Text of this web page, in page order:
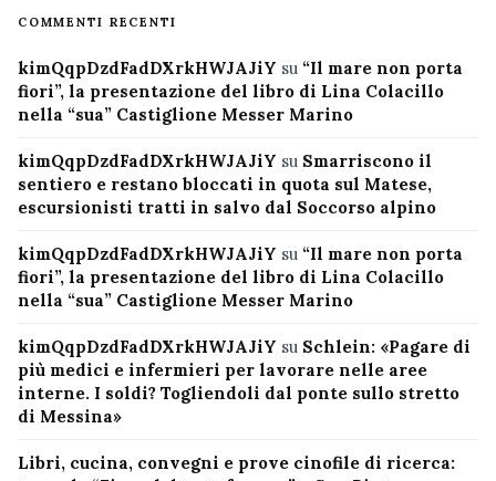
COMMENTI RECENTI
kimQqpDzdFadDXrkHWJAJiY su “Il mare non porta
fiori”, la presentazione del libro di Lina Colacillo
nella “sua” Castiglione Messer Marino
kimQqpDzdFadDXrkHWJAJiY su Smarriscono il
sentiero e restano bloccati in quota sul Matese,
escursionisti tratti in salvo dal Soccorso alpino
kimQqpDzdFadDXrkHWJAJiY su “Il mare non porta
fiori”, la presentazione del libro di Lina Colacillo
nella “sua” Castiglione Messer Marino
kimQqpDzdFadDXrkHWJAJiY su Schlein: «Pagare di
più medici e infermieri per lavorare nelle aree
interne. I soldi? Togliendoli dal ponte sullo stretto
di Messina»
Libri, cucina, convegni e prove cinofile di ricerca: